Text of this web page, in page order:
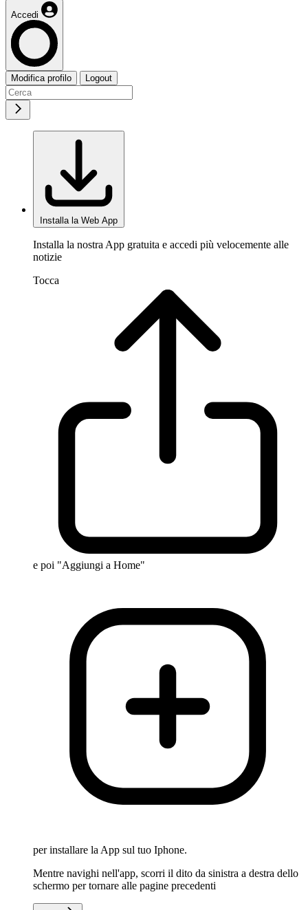
Accedi
Modifica profilo Logout
Installa la Web App
Installa la nostra App gratuita e accedi più velocemente alle
notizie
Tocca
e poi "Aggiungi a Home"
per installare la App sul tuo Iphone.
Mentre navighi nell'app, scorri il dito da sinistra a destra dello
schermo per tornare alle pagine precedenti